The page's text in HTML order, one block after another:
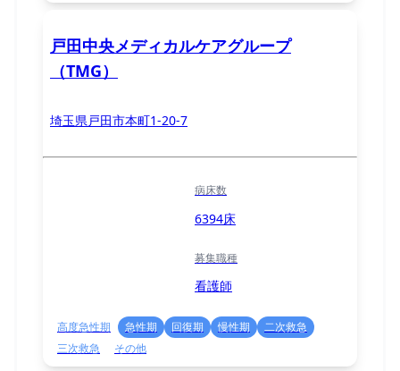
戸田中央メディカルケアグループ
（TMG）
埼玉県戸田市本町1-20-7
病床数
6394床
募集職種
看護師
高度急性期 急性期 回復期 慢性期
二次救急
三次救急
その他